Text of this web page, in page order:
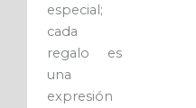
especial;
cada
regalo es
una
expresión